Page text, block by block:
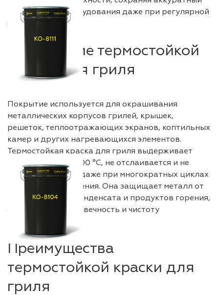
внешний вид оборудования даже при регулярной
эксплуатации.
Назначение термостойкой
краски для гриля
Покрытие используется для окрашивания
металлических корпусов грилей, крышек,
решеток, теплоотражающих экранов, коптильных
камер и других нагревающихся элементов.
Термостойкая краска для гриля выдерживает
нагрев до 600–1200 °C, не отслаивается и не
теряет сцепление даже при многократных циклах
нагрева и охлаждения. Она защищает металл от
коррозии, жира, конденсата и продуктов горения,
обеспечивая долговечность и чистоту
Преимущества
термостойкой краски для
гриля